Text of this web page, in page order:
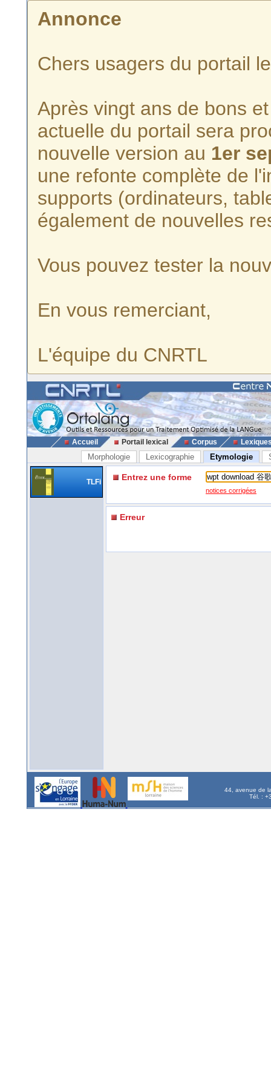
Annonce
Chers usagers du portail
Après vingt ans de bons
actuelle du portail sera
nouvelle version au 1er
une refonte complète de
supports (ordinateurs,
également de nouvelles
Vous pouvez tester la
En vous remerciant,
L'équipe du CNRTL
Accueil Portail lexical Corpus
Morphologie Lexicographie Etymologie
TLFi Entrez une forme
notices corrigées
Erreur
44, avenue de
Tél. :